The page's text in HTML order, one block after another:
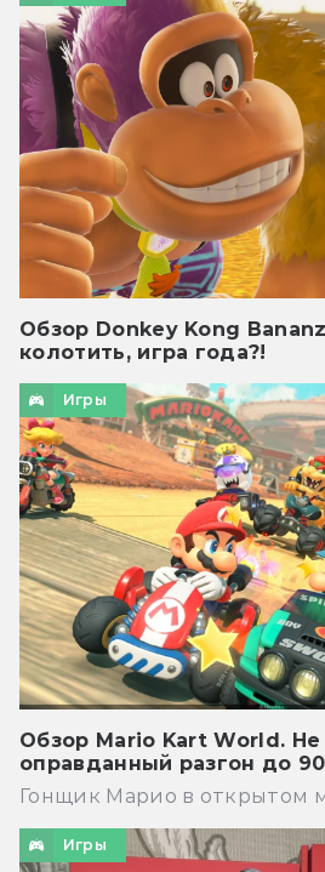
Обзор Donkey Kong
колотить, игра года?!
Игры
Обзор Mario Kart World. Не
оправданный разгон до
Гонщик Марио в открытом
Игры